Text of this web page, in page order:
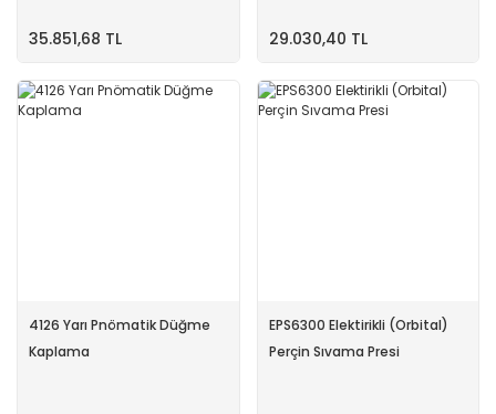
35.851,68 TL 29.030,40 TL
4126 Yarı Pnömatik Düğme
Kaplama
EPS6300 Elektirikli (Orbital)
Perçin Sıvama Presi